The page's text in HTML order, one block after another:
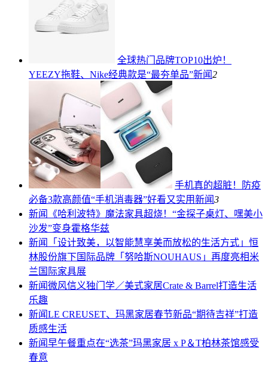
全球热门品牌TOP10出炉！
YEEZY拖鞋、Nike经典款是“最夯单品”新闻2
手机真的超脏！防疫
必备3款高颜值“手机消毒器”好看又实用新闻3
新闻
《哈利波特》魔法家具超烧！“金探子桌灯、嘿美小
沙发”变身霍格华兹
新闻
「设计致美，以智能慧享美而放松的生活方式」恒
林股份旗下国际品牌「努哈斯NOUHAUS」再度亮相米
兰国际家具展
新闻微风信义独门学／美式家居Crate & Barrel打造生活
乐趣
新闻LE CREUSET、玛黑家居春节新品“期待吉祥”打造
质感生活
新闻早午餐重点在“选茶”玛黑家居 x P＆T柏林茶馆感受
春意